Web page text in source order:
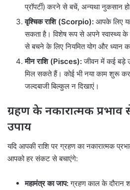
प्रॉपर्टी) करने से बचें, अन्यथा नुकसान
वृश्चिक राशि (Scorpio): आपके लिए
सकता है। विशेष रूप से अपने स्वास्थ्य के
से बचने के लिए नियमित योग और ध्यान
मीन राशि (Pisces):जीवन में कई बड़े
मिल सकते हैं। कोई भी नया काम शुरू
जल्दबाजी बिल्कुल न दिखाएं।
ग्रहण के नकारात्मक
उपाय
यदि आपकी राशि पर ग्रहण का नकारात्मक
आपको हर संकट से बचाएंगे:
महामंत्र का जाप:ग्रहण काल के दौरान